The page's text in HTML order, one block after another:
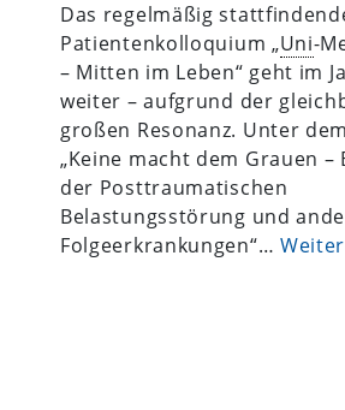
Das regelmäßig
Patientenkolloquium „Uni-
– Mitten im Leben“ geht im
weiter – aufgrund der
großen Resonanz. Unter
„Keine macht dem Grauen –
der Posttraumatischen
Belastungsstörung und
Folgeerkrankungen“…